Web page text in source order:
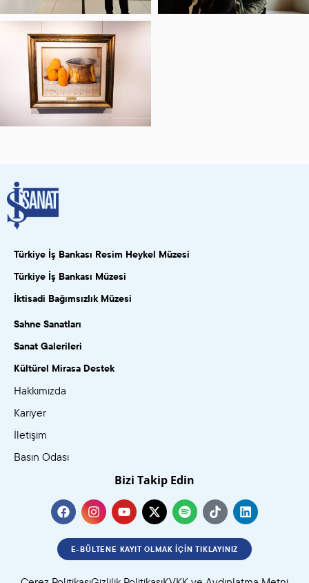
Türkiye İş Bankası Resim Heykel Müzesi
Türkiye İş Bankası Müzesi
İktisadi Bağımsızlık Müzesi
Sahne Sanatları
Sanat Galerileri
Kültürel Mirasa Destek
Hakkımızda
Kariyer
İletişim
Basın Odası
Bizi Takip Edin
E-BÜLTENE KAYIT OLMAK İÇIN TIKLAYINIZ